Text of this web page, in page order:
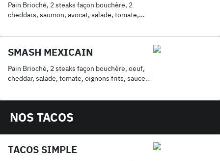
Pain Brioché, 2 steaks façon bouchère, 2
cheddars, saumon, avocat, salade, tomate,
SMASH MEXICAIN
Pain Brioché, 2 steaks façon bouchère, oeuf,
cheddar, salade, tomate, oignons frits, sauce
NOS TACOS
TACOS SIMPLE